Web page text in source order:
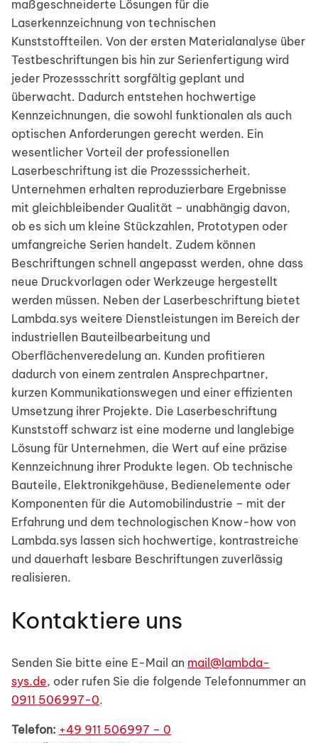
maßgeschneiderte Lösungen für die
Laserkennzeichnung von technischen
Kunststoffteilen. Von der ersten Materialanalyse über
Testbeschriftungen bis hin zur Serienfertigung wird
jeder Prozessschritt sorgfältig geplant und
überwacht. Dadurch entstehen hochwertige
Kennzeichnungen, die sowohl funktionalen als auch
optischen Anforderungen gerecht werden. Ein
wesentlicher Vorteil der professionellen
Laserbeschriftung ist die Prozesssicherheit.
Unternehmen erhalten reproduzierbare Ergebnisse
mit gleichbleibender Qualität – unabhängig davon,
ob es sich um kleine Stückzahlen, Prototypen oder
umfangreiche Serien handelt. Zudem können
Beschriftungen schnell angepasst werden, ohne dass
neue Druckvorlagen oder Werkzeuge hergestellt
werden müssen. Neben der Laserbeschriftung bietet
Lambda.sys weitere Dienstleistungen im Bereich der
industriellen Bauteilbearbeitung und
Oberflächenveredelung an. Kunden profitieren
dadurch von einem zentralen Ansprechpartner,
kurzen Kommunikationswegen und einer effizienten
Umsetzung ihrer Projekte. Die Laserbeschriftung
Kunststoff schwarz ist eine moderne und langlebige
Lösung für Unternehmen, die Wert auf eine präzise
Kennzeichnung ihrer Produkte legen. Ob technische
Bauteile, Elektronikgehäuse, Bedienelemente oder
Komponenten für die Automobilindustrie – mit der
Erfahrung und dem technologischen Know-how von
Lambda.sys lassen sich hochwertige, kontrastreiche
und dauerhaft lesbare Beschriftungen zuverlässig
realisieren.
Kontaktiere uns
Senden Sie bitte eine E-Mail an mail@lambda-
sys.de, oder rufen Sie die folgende Telefonnummer an
0911 506997-0.
Telefon: +49 911 506997 – 0